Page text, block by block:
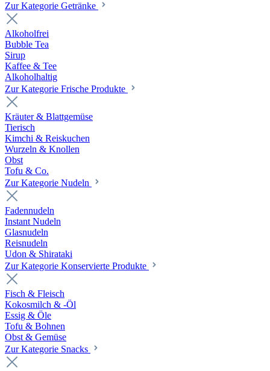
Zur Kategorie Getränke
Alkoholfrei
Bubble Tea
Sirup
Kaffee & Tee
Alkoholhaltig
Zur Kategorie Frische Produkte
Kräuter & Blattgemüse
Tierisch
Kimchi & Reiskuchen
Wurzeln & Knollen
Obst
Tofu & Co.
Zur Kategorie Nudeln
Fadennudeln
Instant Nudeln
Glasnudeln
Reisnudeln
Udon & Shirataki
Zur Kategorie Konservierte Produkte
Fisch & Fleisch
Kokosmilch & -Öl
Essig & Öle
Tofu & Bohnen
Obst & Gemüse
Zur Kategorie Snacks